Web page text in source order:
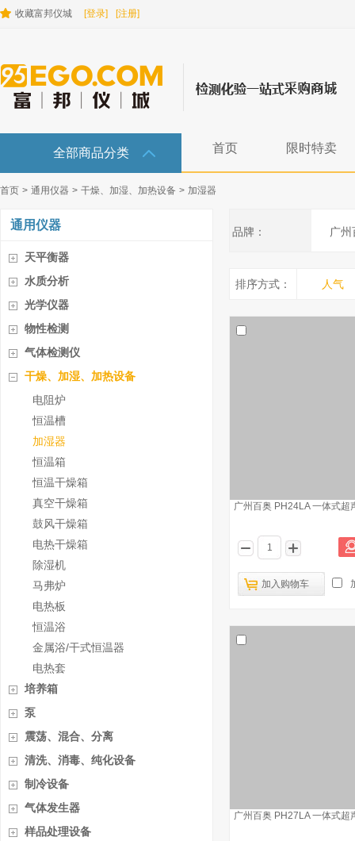
收藏富邦仪城 [登录] [注册]
全部商品分类 首页 限时特卖
首页 > 通用仪器 > 干燥、加湿、加热设备 > 加湿器
通用仪器
天平衡器
水质分析
光学仪器
物性检测
气体检测仪
干燥、加湿、加热设备
电阻炉
恒温槽
加湿器
恒温箱
恒温干燥箱
真空干燥箱
鼓风干燥箱
电热干燥箱
除湿机
马弗炉
电热板
恒温浴
金属浴/干式恒温器
电热套
培养箱
泵
震荡、混合、分离
清洗、消毒、纯化设备
制冷设备
气体发生器
样品处理设备
品牌： 广州
排序方式： 人气
广州百奥 PH24LA 一体式超
加入购物车
广州百奥 PH27LA 一体式超